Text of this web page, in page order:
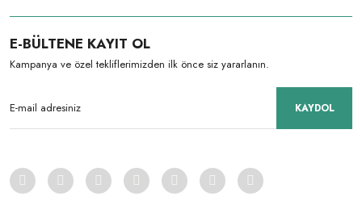
E-BÜLTENE KAYIT OL
Kampanya ve özel tekliflerimizden ilk önce siz yararlanın.
KAYDOL